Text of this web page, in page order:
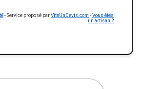
- Service proposé parViteUnDevis.com -Vous êtes
un artisan ?